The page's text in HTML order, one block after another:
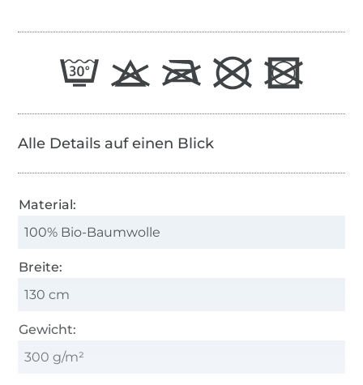
Alle Details auf einen Blick
Material:
100% Bio-Baumwolle
Breite:
130 cm
Gewicht:
300 g/m²